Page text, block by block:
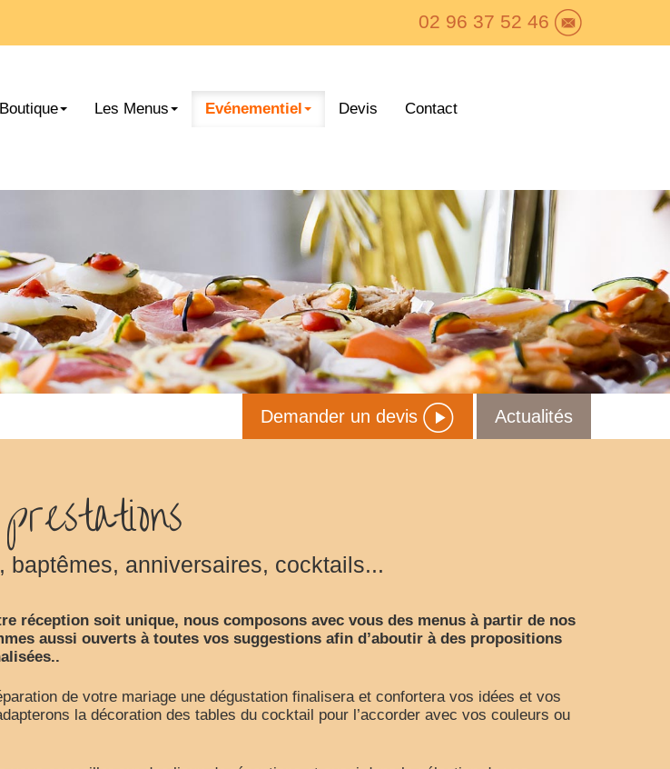
02 96 37 52 46
Les Menus Evénementiel Devis Contact
Demander un devis Actualités
baptêmes, anniversaires, cocktails...
réception soit unique, nous composons avec vous des menus à partir de nos
aussi ouverts à toutes vos suggestions afin d’aboutir à des propositions
de votre mariage une dégustation finalisera et confortera vos idées et vos
la décoration des tables du cocktail pour l’accorder avec vos couleurs ou